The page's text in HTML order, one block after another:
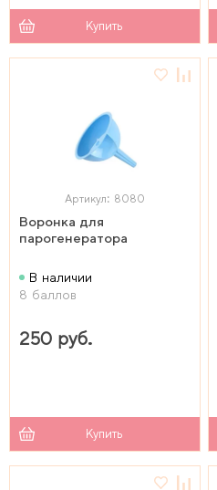
Купить
Артикул: 8080
Воронка для
парогенератора
В наличии
8 баллов
250 руб.
Купить